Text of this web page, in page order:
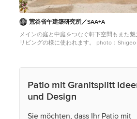
荒谷省午建築研究所／SAA+A
メインの庭と中庭をつなぐ軒下空間もまた
リビングの様に使われます。
Patio mit Granitsplitt
und Design
Sie möchten, dass Ihr Patio mit